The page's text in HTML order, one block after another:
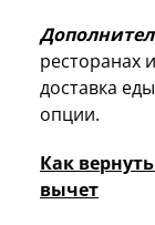
ресторанах
доставка
опции.
Как
вычет